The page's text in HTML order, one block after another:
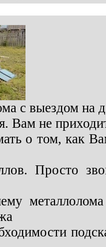
с выездом на
Вам не
о том, как
Просто